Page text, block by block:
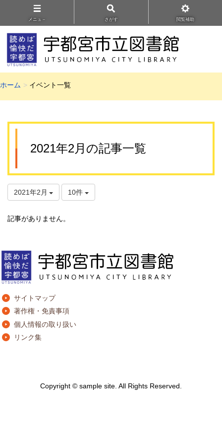
メニュ－ さがす 閲覧補助
ホーム イベント一覧
2021年2月の記事一覧
2021年2月 10件
記事がありません。
サイトマップ
著作権・免責事項
個人情報の取り扱い
リンク集
Copyright © sample site. All Rights Reserved.